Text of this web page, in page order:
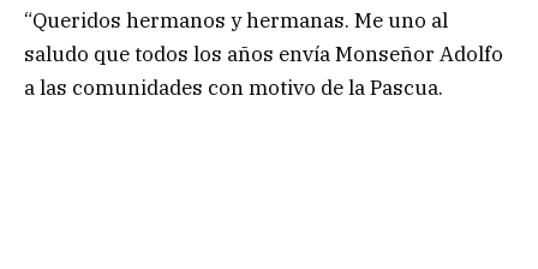
“Queridos hermanos y hermanas. Me uno al
saludo que todos los años envía Monseñor Adolfo
a las comunidades con motivo de la Pascua.